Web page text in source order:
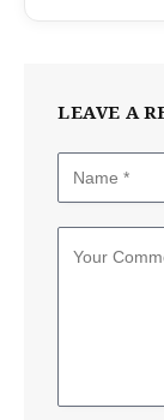
LEAVE A